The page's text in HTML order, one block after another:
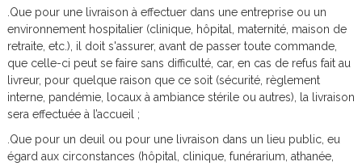
.Que pour une livraison à effectuer dans une entreprise ou un
environnement hospitalier (clinique, hôpital, maternité, maison de
retraite, etc.), il doit s'assurer, avant de passer toute commande,
que celle-ci peut se faire sans difficulté, car, en cas de refus fait au
livreur, pour quelque raison que ce soit (sécurité, règlement
interne, pandémie, locaux à ambiance stérile ou autres), la livraison
sera effectuée à l’accueil ;
.Que pour un deuil ou pour une livraison dans un lieu public, eu
égard aux circonstances (hôpital, clinique, funérarium, athanée,